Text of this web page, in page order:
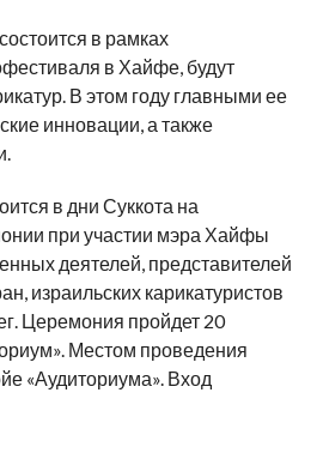
в рамках
в Хайфе, будут
В этом году главными ее
инновации, а также
в дни Суккота на
при участии мэра Хайфы
деятелей, представителей
израильских карикатуристов
Церемония пройдет 20
Местом проведения
«Аудиториума». Вход